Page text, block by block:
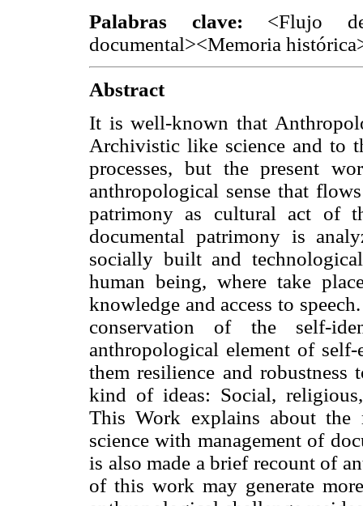
Palabras clave: <Flujo
documental><Memoria
Abstract
It is well-known that
Archivistic like science and to
processes, but the present
anthropological sense that
patrimony as cultural act of
documental patrimony is
socially built and
human being, where take
knowledge and access to
conservation of the self-
anthropological element of
them resilience and
kind of ideas: Social,
This Work explains about
science with management of
is also made a brief recount of
of this work may generate